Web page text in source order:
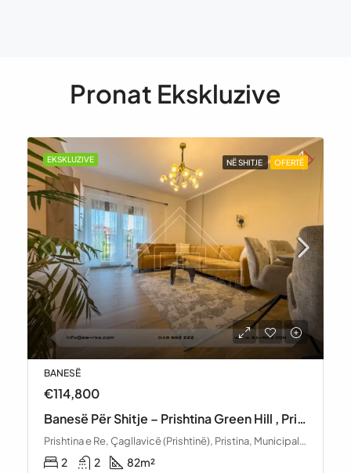
Pronat Ekskluzive
EKSKLUZIVE NË SHITJE OFERTË
BANESË
€105,000
Banesë Për Shitje – Rruga Malush Kosova, Prishtinë
Prishtina e Re, Çagllavicë (Prishtinë), Pristina, Municipality of Pristina, District of Prishtina, 10000, Kosovo
1 2 90m²